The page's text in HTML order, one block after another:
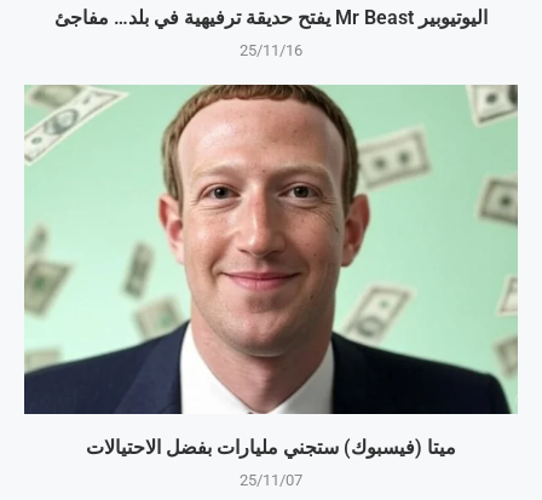
اليوتيوبير Mr Beast يفتح حديقة ترفيهية في بلد… مفاجئ
25/11/16
ميتا (فيسبوك) ستجني مليارات بفضل الاحتيالات
25/11/07